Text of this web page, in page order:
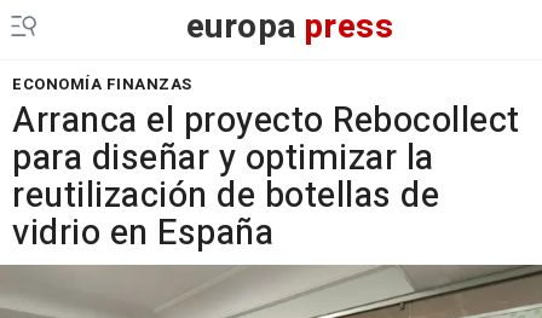
europa press
ECONOMÍA FINANZAS
Arranca el proyecto Rebocollect
para diseñar y optimizar la
reutilización de botellas de
vidrio en España